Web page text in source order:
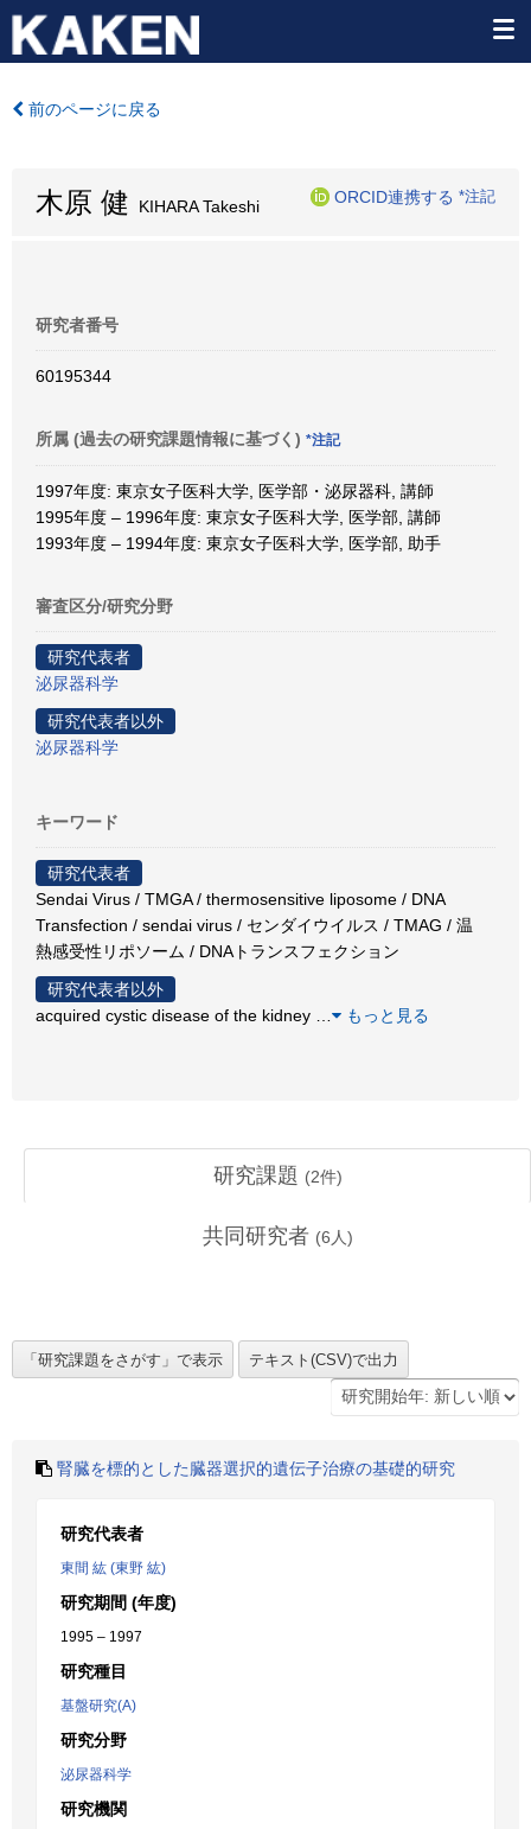
前のページに戻る
木原 健 KIHARA Takeshi
ORCID連携する *注記
研究者番号
60195344
所属 (過去の研究課題情報に基づく) *注記
1997年度: 東京女子医科大学, 医学部・泌尿器科, 講師
1995年度 – 1996年度: 東京女子医科大学, 医学部, 講師
1993年度 – 1994年度: 東京女子医科大学, 医学部, 助手
審査区分/研究分野
研究代表者
泌尿器科学
研究代表者以外
泌尿器科学
キーワード
研究代表者
Sendai Virus / TMGA / thermosensitive liposome / DNA
Transfection / sendai virus / センダイウイルス / TMAG / 温
熱感受性リポソーム / DNAトランスフェクション
研究代表者以外
acquired cystic disease of the kidney
もっと見る
研究課題 (2件)
共同研究者 (6 人)
腎臓を標的とした臓器選択的遺伝子治療の基礎的研究
研究代表者
東間 紘 (東野 紘)
研究期間 (年度)
1995 – 1997
研究種目
基盤研究(A)
研究分野
泌尿器科学
研究機関